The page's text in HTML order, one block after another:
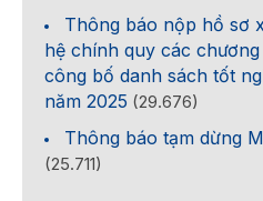
Thông báo nộp hồ sơ
hệ chính quy các
công bố danh sách tốt
năm 2025 (29.676)
Thông báo tạm dừng
(25.711)